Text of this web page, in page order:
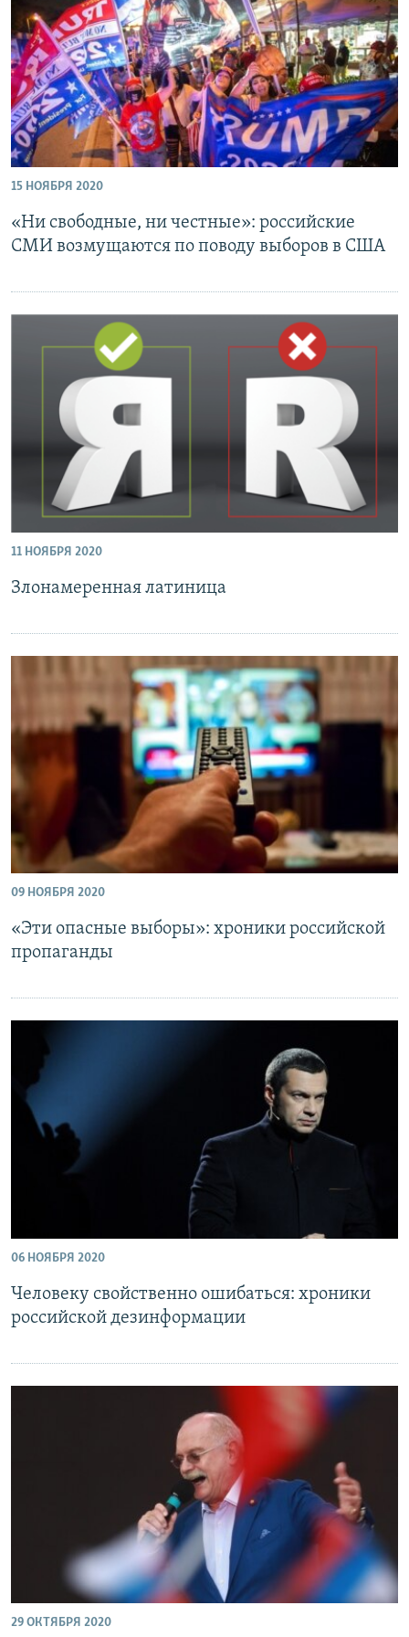
ПОБЕДИТЕЛЕЙ НЕ СУДЯТ?
КРЫМ.НЕПОКОРЕННЫЙ
ELIFBE
УКРАИНСКАЯ ПРОБЛЕМА КРЫМА
ПРИСОЕДИНЯЙТЕСЬ!
Все сайты RFE/RL
15 НОЯБРЯ 2020
«Ни свободные, ни честные»: российские
СМИ возмущаются по поводу выборов в США
11 НОЯБРЯ 2020
Злонамеренная латиница
09 НОЯБРЯ 2020
«Эти опасные выборы»: хроники российской
пропаганды
06 НОЯБРЯ 2020
Человеку свойственно ошибаться: хроники
российской дезинформации
29 ОКТЯБРЯ 2020